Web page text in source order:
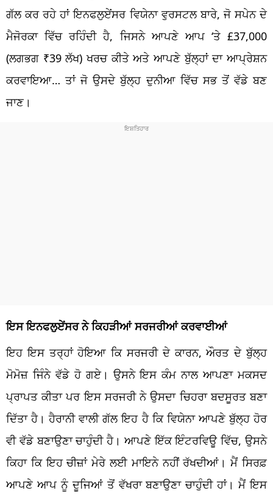
ਗੱਲ ਕਰ ਰਹੇ ਹਾਂ ਇਨਫਲੁਏਂਸਰ ਵਿਯੇਨਾ ਵੁਰਸਟਲ ਬਾਰੇ, ਜੋ ਸਪੇਨ ਦੇ
ਮੈਜੋਰਕਾ ਵਿੱਚ ਰਹਿੰਦੀ ਹੈ, ਜਿਸਨੇ ਆਪਣੇ ਆਪ ‘ਤੇ £37,000
(ਲਗਭਗ ₹39 ਲੱਖ) ਖਰਚ ਕੀਤੇ ਅਤੇ ਆਪਣੇ ਬੁੱਲ੍ਹਾਂ ਦਾ ਆਪ੍ਰੇਸ਼ਨ
ਕਰਵਾਇਆ… ਤਾਂ ਜੋ ਉਸਦੇ ਬੁੱਲ੍ਹ ਦੁਨੀਆ ਵਿੱਚ ਸਭ ਤੋਂ ਵੱਡੇ ਬਣ
ਜਾਣ।
ਇਸ ਇਨਫਲੁਏਂਸਰ ਨੇ ਕਿਹੜੀਆਂ ਸਰਜਰੀਆਂ ਕਰਵਾਈਆਂ
ਇਹ ਇਸ ਤਰ੍ਹਾਂ ਹੋਇਆ ਕਿ ਸਰਜਰੀ ਦੇ ਕਾਰਨ, ਔਰਤ ਦੇ ਬੁੱਲ੍ਹ
ਮੋਮੋਜ਼ ਜਿੰਨੇ ਵੱਡੇ ਹੋ ਗਏ। ਉਸਨੇ ਇਸ ਕੰਮ ਨਾਲ ਆਪਣਾ ਮਕਸਦ
ਪ੍ਰਾਪਤ ਕੀਤਾ ਪਰ ਇਸ ਸਰਜਰੀ ਨੇ ਉਸਦਾ ਚਿਹਰਾ ਬਦਸੂਰਤ ਬਣਾ
ਦਿੱਤਾ ਹੈ। ਹੈਰਾਨੀ ਵਾਲੀ ਗੱਲ ਇਹ ਹੈ ਕਿ ਵਿਯੇਨਾ ਆਪਣੇ ਬੁੱਲ੍ਹ ਹੋਰ
ਵੀ ਵੱਡੇ ਬਣਾਉਣਾ ਚਾਹੁੰਦੀ ਹੈ। ਆਪਣੇ ਇੱਕ ਇੰਟਰਵਿਊ ਵਿੱਚ, ਉਸਨੇ
ਕਿਹਾ ਕਿ ਇਹ ਚੀਜ਼ਾਂ ਮੇਰੇ ਲਈ ਮਾਇਨੇ ਨਹੀਂ ਰੱਖਦੀਆਂ। ਮੈਂ ਸਿਰਫ਼
ਆਪਣੇ ਆਪ ਨੂੰ ਦੂਜਿਆਂ ਤੋਂ ਵੱਖਰਾ ਬਣਾਉਣਾ ਚਾਹੁੰਦੀ ਹਾਂ। ਮੈਂ ਇਸ